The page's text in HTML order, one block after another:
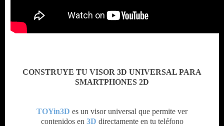
CONSTRUYE TU VISOR 3D UNIVERSAL PARA
SMARTPHONES 2D
TOYin3D es un visor universal que permite ver
contenidos en 3D directamente en tu teléfono